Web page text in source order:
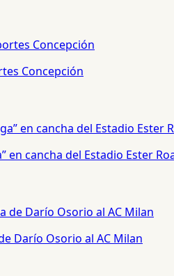
Concepción
en cancha del Estadio Ester
Darío Osorio al AC Milan